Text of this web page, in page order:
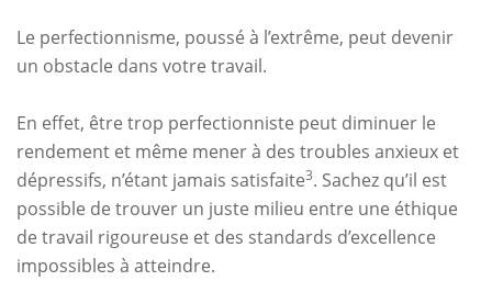
Le perfectionnisme, poussé à l’extrême, peut devenir
un obstacle dans votre travail.
En effet, être trop perfectionniste peut diminuer le
rendement et même mener à des troubles anxieux et
dépressifs, n’étant jamais satisfaite3. Sachez qu’il est
possible de trouver un juste milieu entre une éthique
de travail rigoureuse et des standards d’excellence
impossibles à atteindre.